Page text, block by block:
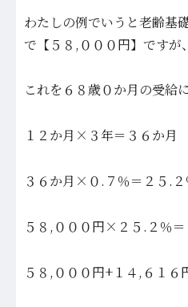
わたしの例でいうと老齢基
で【５８,０００円】ですが、
これを６８歳０か月の受給
１２か月×３年＝３６か月
３６か月×０.７％＝２５.２
５８,０００円×２５.２％
５８,０００円+１４,６１６